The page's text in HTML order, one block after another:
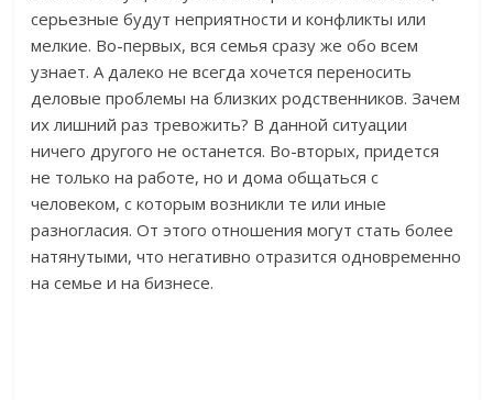
серьезные будут неприятности и конфликты или
мелкие. Во-первых, вся семья сразу же обо всем
узнает. А далеко не всегда хочется переносить
деловые проблемы на близких родственников. Зачем
их лишний раз тревожить? В данной ситуации
ничего другого не останется. Во-вторых, придется
не только на работе, но и дома общаться с
человеком, с которым возникли те или иные
разногласия. От этого отношения могут стать более
натянутыми, что негативно отразится одновременно
на семье и на бизнесе.